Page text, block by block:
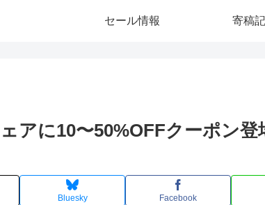
セール情報 寄稿
アに10〜50%OFFクーポン登
Bluesky Facebook